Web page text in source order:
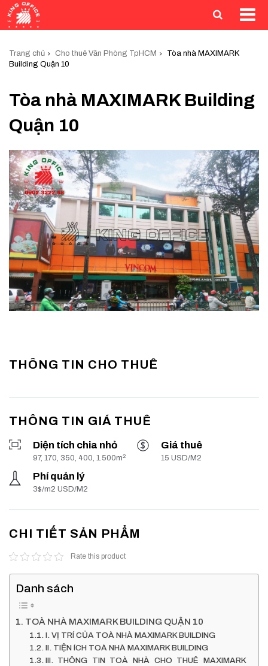
Trang chủ Cho thuê Văn Phòng TpHCM
Tòa nhà MAXIMARK
Building Quận 10
Tòa nhà MAXIMARK Building
Quận 10
THÔNG TIN CHO THUÊ
THÔNG TIN GIÁ THUÊ
Diện tích chia nhỏ
97, 170, 350, 400, 1.500m2
Giá thuê
15 USD/M2
Phí quản lý
3$/m2 USD/M2
CHI TIẾT SẢN PHẨM
Rate this product
Danh sách
TOÀ NHÀ MAXIMARK BUILDING QUẬN 10
I. VỊ TRÍ CỦA TOÀ NHÀ MAXIMARK BUILDING
II. TIỆN ÍCH TOÀ NHÀ MAXIMARK BUILDING
III. THÔNG TIN TOÀ NHÀ CHO THUÊ MAXIMARK